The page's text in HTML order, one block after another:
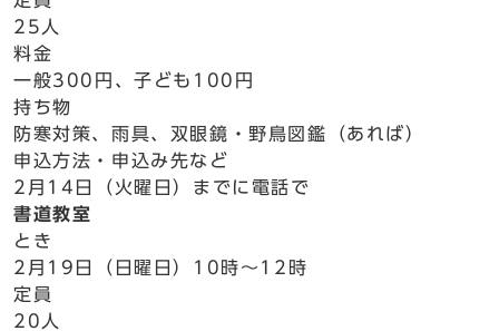
25人
料金
一般300円、子ども100円
持ち物
防寒対策、雨具、双眼鏡・野鳥図鑑（あれば）
申込方法・申込み先など
2月14日（火曜日）までに電話で
書道教室
とき
2月19日（日曜日）10時～12時
定員
20人